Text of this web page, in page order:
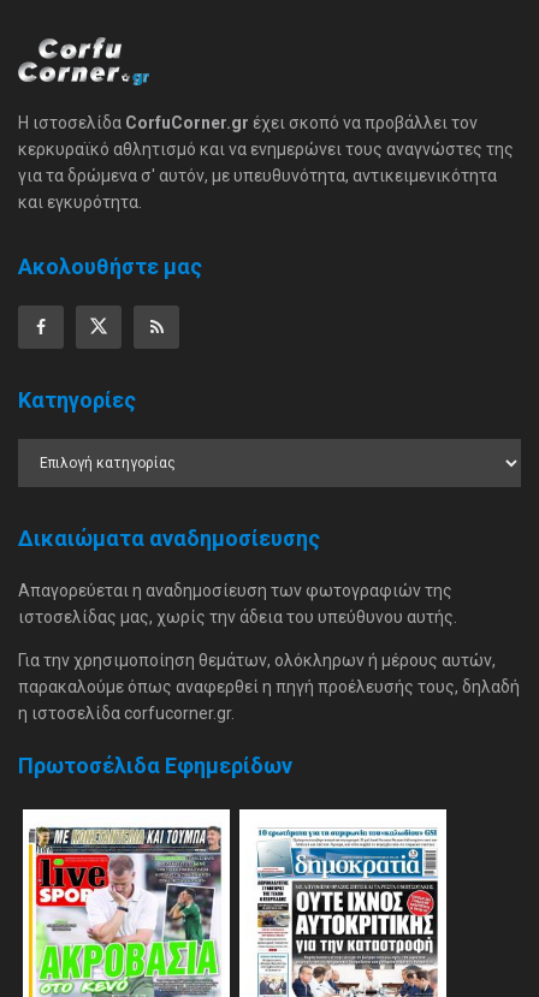
Η ιστοσελίδα CorfuCorner.gr έχει σκοπό να προβάλλει τον
κερκυραϊκό αθλητισμό και να ενημερώνει τους αναγνώστες της
για τα δρώμενα σ' αυτόν, με υπευθυνότητα, αντικειμενικότητα
και εγκυρότητα.
Ακολουθήστε μας
Κατηγορίες
Δικαιώματα αναδημοσίευσης
Απαγορεύεται η αναδημοσίευση των φωτογραφιών της
ιστοσελίδας μας, χωρίς την άδεια του υπεύθυνου αυτής.
Για την χρησιμοποίηση θεμάτων, ολόκληρων ή μέρους αυτών,
παρακαλούμε όπως αναφερθεί η πηγή προέλευσής τους, δηλαδή
η ιστοσελίδα corfucorner.gr.
Πρωτοσέλιδα Εφημερίδων